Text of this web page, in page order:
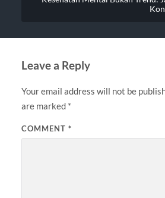
Leave a Reply
Your email address will not be
are marked *
COMMENT *